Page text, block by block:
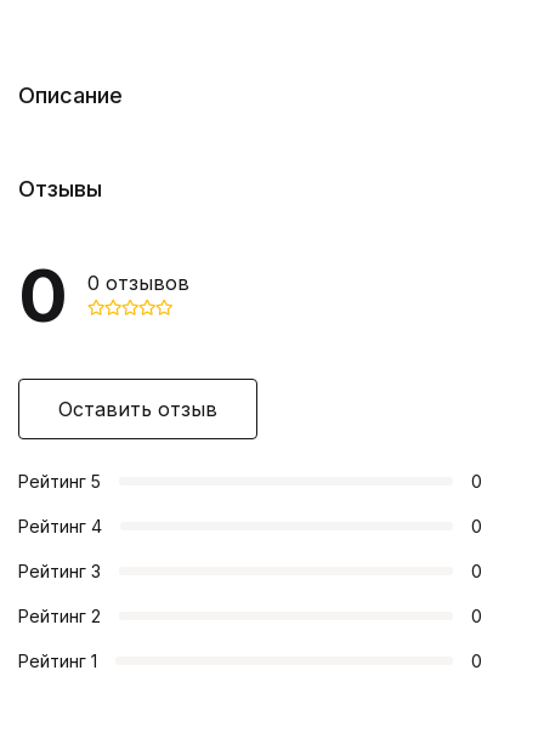
Описание
Отзывы
0 0 отзывов
Оставить отзыв
Рейтинг 5 0
Рейтинг 4 0
Рейтинг 3 0
Рейтинг 2 0
Рейтинг 1 0